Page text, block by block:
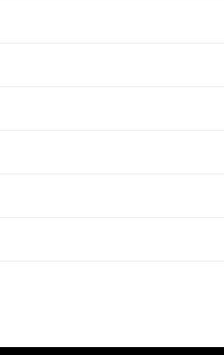
espacios cómodos,
adapta perfectamente a tu
viajes placenteros.